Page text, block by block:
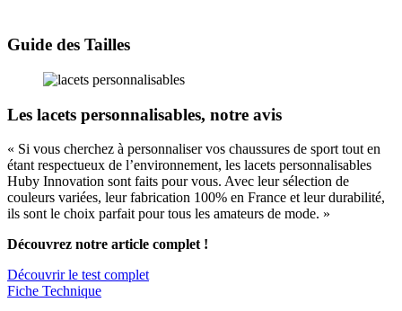
Guide des Tailles
Les lacets personnalisables, notre avis
« Si vous cherchez à personnaliser vos chaussures de sport tout en
étant respectueux de l’environnement, les lacets personnalisables
Huby Innovation sont faits pour vous. Avec leur sélection de
couleurs variées, leur fabrication 100% en France et leur durabilité,
ils sont le choix parfait pour tous les amateurs de mode. »
Découvrez notre article complet !
Découvrir le test complet
Fiche Technique